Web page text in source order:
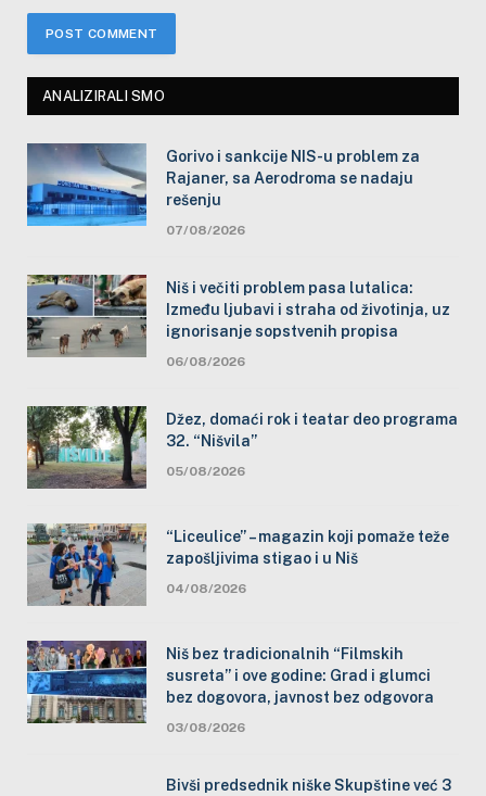
ANALIZIRALI SMO
Gorivo i sankcije NIS-u problem za
Rajaner, sa Aerodroma se nadaju
rešenju
07/08/2026
Niš i večiti problem pasa lutalica:
Između ljubavi i straha od životinja, uz
ignorisanje sopstvenih propisa
06/08/2026
Džez, domaći rok i teatar deo programa
32. “Nišvila”
05/08/2026
“Liceulice” – magazin koji pomaže teže
zapošljivima stigao i u Niš
04/08/2026
Niš bez tradicionalnih “Filmskih
susreta” i ove godine: Grad i glumci
bez dogovora, javnost bez odgovora
03/08/2026
Bivši predsednik niške Skupštine već 3